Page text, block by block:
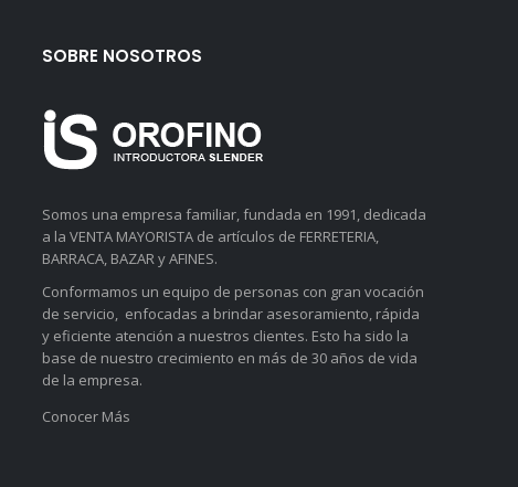
SOBRE NOSOTROS
Somos una empresa familiar, fundada en 1991, dedicada
a la VENTA MAYORISTA de artículos de FERRETERIA,
BARRACA, BAZAR y AFINES.
Conformamos un equipo de personas con gran vocación
de servicio, enfocadas a brindar asesoramiento, rápida
y eficiente atención a nuestros clientes. Esto ha sido la
base de nuestro crecimiento en más de 30 años de vida
de la empresa.
Conocer Más